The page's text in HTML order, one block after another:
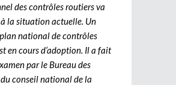
des contrôles routiers va
à la situation actuelle. Un
national de contrôles
en cours d’adoption. Il a fait
par le Bureau des
conseil national de la